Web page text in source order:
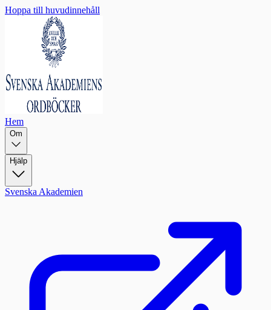
Hoppa till huvudinnehåll
Hem
Om
Hjälp
Svenska Akademien